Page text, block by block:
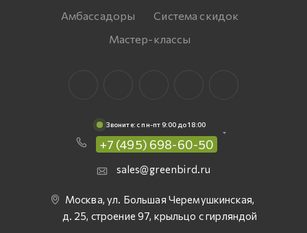
Амбассадоры
Система скидок
Мастер-классы
Звоните: c пн-пт 9:00 до 18:00
+7 (495) 698-60-50
sales@greenbird.ru
Москва, ул. Большая Черемушкинская,
д. 25, строение 97, крыльцо с гирляндой